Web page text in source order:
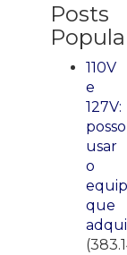
Posts
110V
e
127V:
posso
usar
o
que